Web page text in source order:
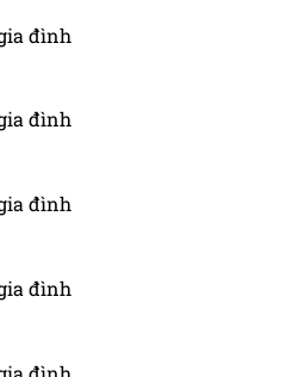
đình
đình
đình
đình